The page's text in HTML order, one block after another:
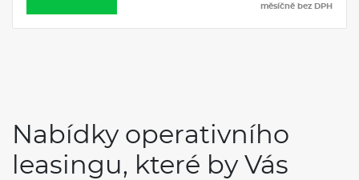
měsíčně bez DPH
Nabídky operativního
leasingu, které by Vás